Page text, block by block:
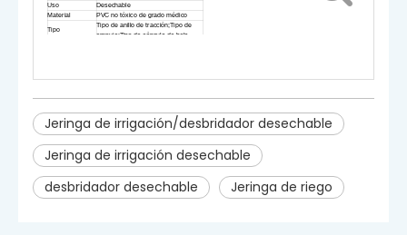
Uso
Desechable
Material
PVC no tóxico de grado médico
Tipo
Tipo de anillo de tracción;Tipo de
empuje;Tipo de cápsula de bola
Jeringa de irrigación/desbridador desechable
Jeringa de irrigación desechable
desbridador desechable
Jeringa de riego